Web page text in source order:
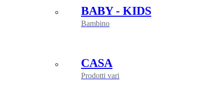
BABY - KIDS
Bambino
CASA
Prodotti vari